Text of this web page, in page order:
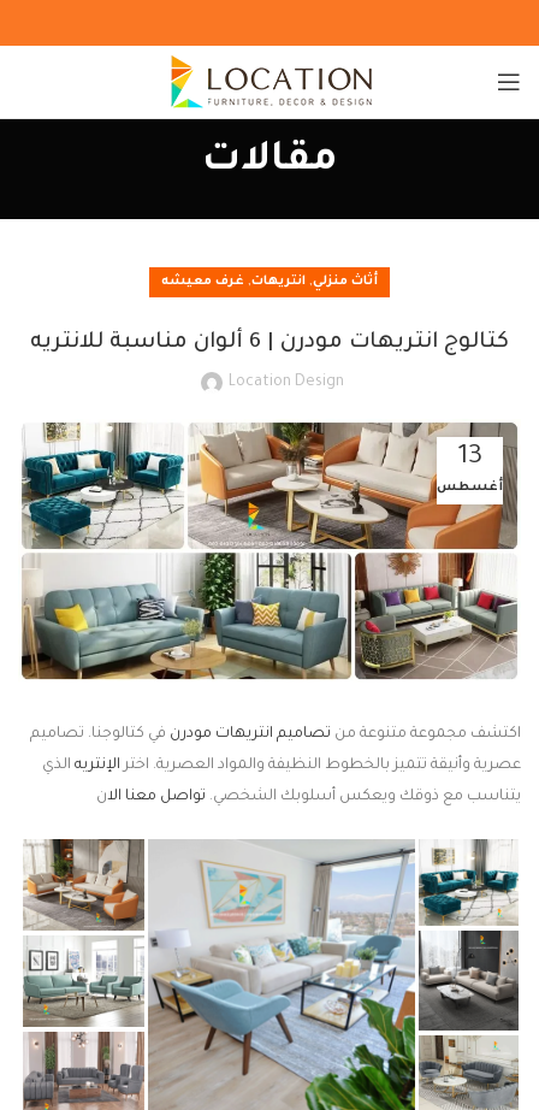
مقالات
أثاث منزلي, انتريهات, غرف معيشه
كتالوج انتريهات مودرن | 6 ألوان مناسبة للانتريه
Location Design
13
أغسطس
اكتشف مجموعة متنوعة من تصاميم انتريهات مودرن في كتالوجنا. تصاميم
عصرية وأنيقة تتميز بالخطوط النظيفة والمواد العصرية. اختر الإنتريه الذي
يتناسب مع ذوقك ويعكس أسلوبك الشخصي. تواصل معنا الان